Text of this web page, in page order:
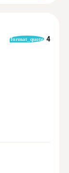
format_quote 4